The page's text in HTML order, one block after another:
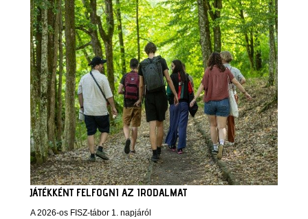
JÁTÉKKÉNT FELFOGNI AZ IRODALMAT
A 2026-os FISZ-tábor 1. napjáról